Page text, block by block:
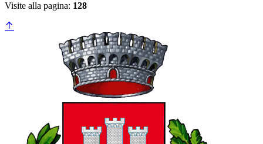
Visite alla pagina: 128